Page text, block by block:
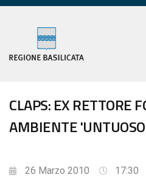
CLAPS: EX RETTORE
AMBIENTE
26 Marzo 2010 17:30